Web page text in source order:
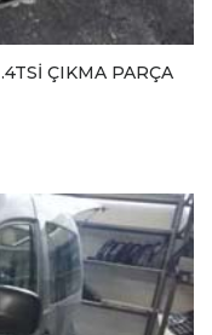
ÇIKMA PARÇA